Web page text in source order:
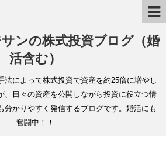
ンの株式投資ブログ（婚
活含む）
法によって株式投資で資産を約25倍に増やし
、日々の資産を公開しながら投資に役立つ情
分かりやすく発信するブログです。婚活にも
奮闘中！！